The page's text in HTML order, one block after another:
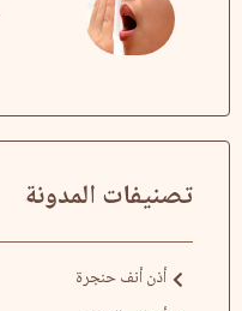
تصنيفات المدونة
أذن أنف حنجرة